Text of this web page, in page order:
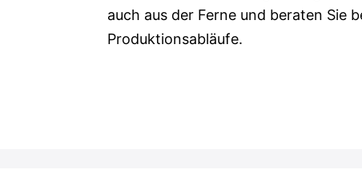
auch aus der Ferne und beraten Sie
Produktionsabläufe.